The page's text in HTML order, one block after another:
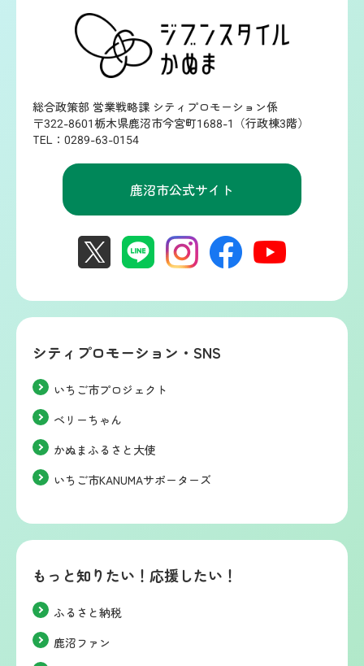
総合政策部 営業戦略課 シティプロモーション係
〒322-8601栃木県鹿沼市今宮町1688-1（行政棟3階）
TEL：0289-63-0154
鹿沼市公式サイト
シティプロモーション・SNS
いちご市プロジェクト
ベリーちゃん
かぬまふるさと大使
いちご市KANUMAサポーターズ
もっと知りたい！応援したい！
ふるさと納税
鹿沼ファン